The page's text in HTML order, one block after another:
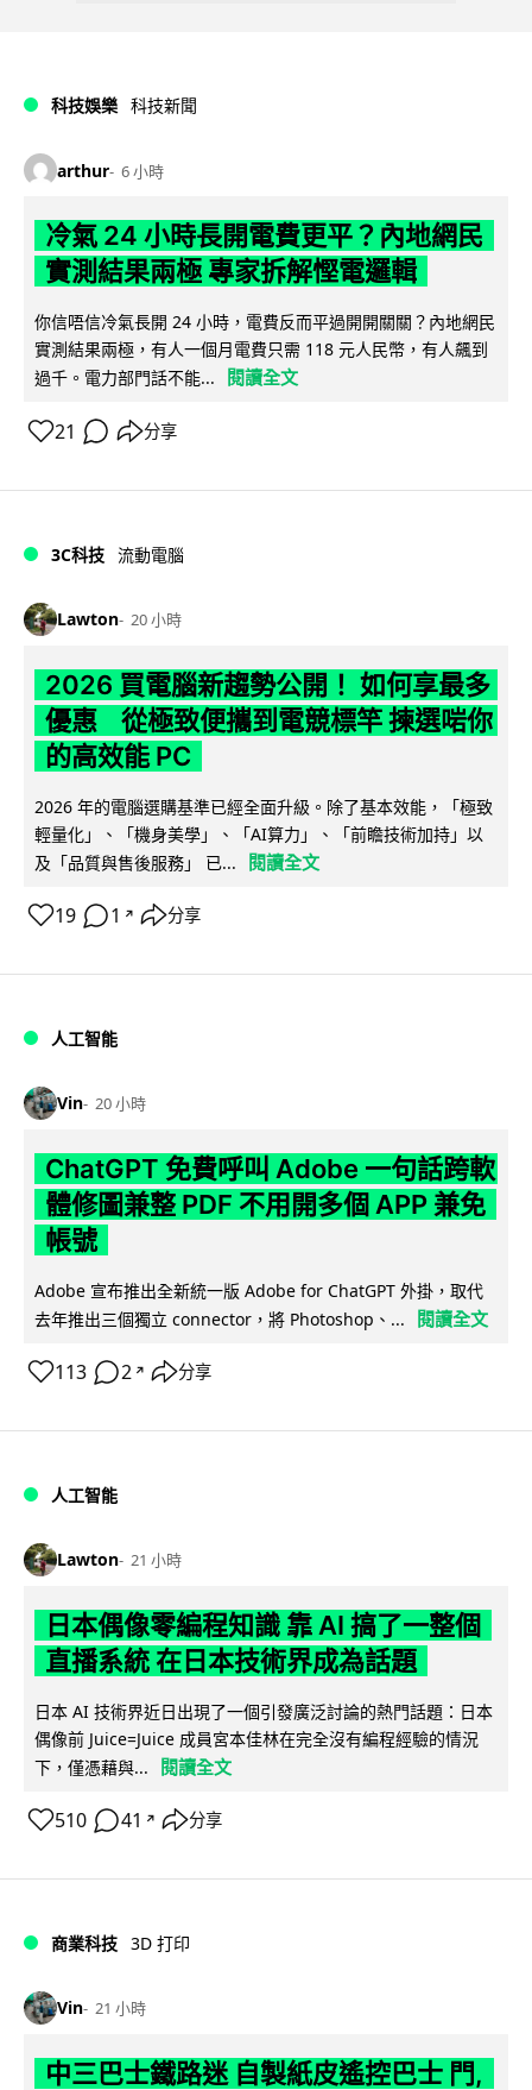
科技娛樂 科技新聞
arthur 6 小時
冷氣 24 小時長開電費更平？內地網民
實測結果兩極 專家拆解慳電邏輯
你信唔信冷氣長開 24 小時，電費反而平過開開關關？內地網民
實測結果兩極，有人一個月電費只需 118 元人民幣，有人飆到
過千。電力部門話不能...
閱讀全文
21 分享
3C科技 流動電腦
Lawton 20 小時
2026 買電腦新趨勢公開！ 如何享最多
優惠 從極致便攜到電競標竿 揀選啱你
的高效能 PC
2026 年的電腦選購基準已經全面升級。除了基本效能，「極致
輕量化」、「機身美學」、「AI算力」、「前瞻技術加持」以
及「品質與售後服務」 已...
閱讀全文
19 1 ↗ 分享
人工智能
Vin 20 小時
ChatGPT 免費呼叫 Adobe 一句話跨軟
體修圖兼整 PDF 不用開多個 APP 兼免
帳號
Adobe 宣布推出全新統一版 Adobe for ChatGPT 外掛，取代
去年推出三個獨立 connector，將 Photoshop、...
閱讀全文
113 2 ↗ 分享
人工智能
Lawton 21 小時
日本偶像零編程知識 靠 AI 搞了一整個
直播系統 在日本技術界成為話題
日本 AI 技術界近日出現了一個引發廣泛討論的熱門話題：日本
偶像前 Juice=Juice 成員宮本佳林在完全沒有編程經驗的情況
下，僅憑藉與...
閱讀全文
510 41 ↗ 分享
商業科技 3D 打印
Vin 21 小時
中三巴士鐵路迷 自製紙皮遙控巴士 門,